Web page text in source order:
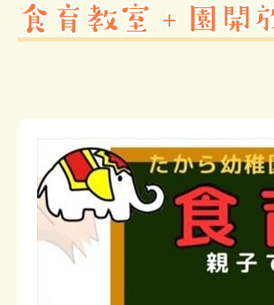
食育教室＋園開